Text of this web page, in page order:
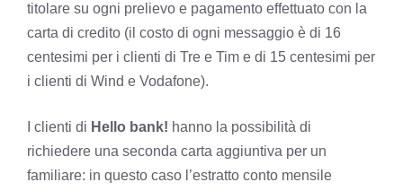
titolare su ogni prelievo e pagamento effettuato con la
carta di credito (il costo di ogni messaggio è di 16
centesimi per i clienti di Tre e Tim e di 15 centesimi per
i clienti di Wind e Vodafone).
I clienti di Hello bank! hanno la possibilità di
richiedere una seconda carta aggiuntiva per un
familiare: in questo caso l’estratto conto mensile